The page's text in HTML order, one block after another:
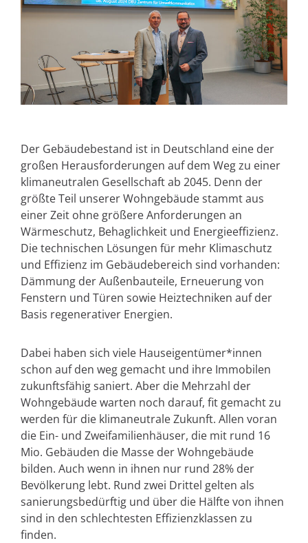
Der Gebäudebestand ist in Deutschland eine der
großen Herausforderungen auf dem Weg zu einer
klimaneutralen Gesellschaft ab 2045. Denn der
größte Teil unserer Wohngebäude stammt aus
einer Zeit ohne größere Anforderungen an
Wärmeschutz, Behaglichkeit und Energieeffizienz.
Die technischen Lösungen für mehr Klimaschutz
und Effizienz im Gebäudebereich sind vorhanden:
Dämmung der Außenbauteile, Erneuerung von
Fenstern und Türen sowie Heiztechniken auf der
Basis regenerativer Energien.
Dabei haben sich viele Hauseigentümer*innen
schon auf den weg gemacht und ihre Immobilen
zukunftsfähig saniert. Aber die Mehrzahl der
Wohngebäude warten noch darauf, fit gemacht zu
werden für die klimaneutrale Zukunft. Allen voran
die Ein- und Zweifamilienhäuser, die mit rund 16
Mio. Gebäuden die Masse der Wohngebäude
bilden. Auch wenn in ihnen nur rund 28% der
Bevölkerung lebt. Rund zwei Drittel gelten als
sanierungsbedürftig und über die Hälfte von ihnen
sind in den schlechtesten Effizienzklassen zu
finden.